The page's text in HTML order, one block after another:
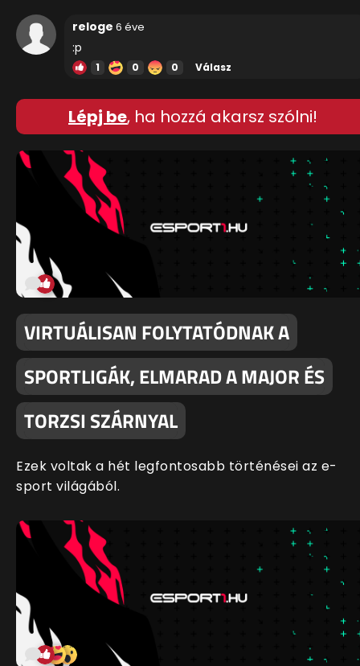
reloge 6 éve
:p
1 0 0 Válasz
Lépj be, ha hozzá akarsz szólni!
VIRTUÁLISAN FOLYTATÓDNAK A
SPORTLIGÁK, ELMARAD A MAJOR ÉS
TORZSI SZÁRNYAL
Ezek voltak a hét legfontosabb történései az e-
sport világából.